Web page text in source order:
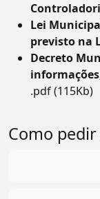
Lei
previsto na
Decreto
.pdf (115Kb)
Como